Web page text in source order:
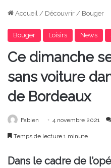
Accueil / Découvrir / Bouger
Bouger Loisirs News
Ce dimanche
sans voiture
de Bordeaux
Fabien 4 novembre 2021
Temps de lecture 1 minute
Dans le cadre de